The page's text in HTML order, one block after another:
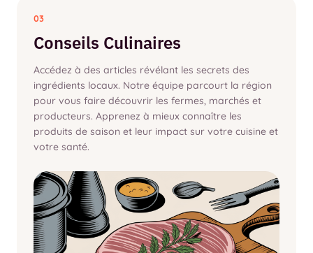
03
Conseils Culinaires
Accédez à des articles révélant les secrets des
ingrédients locaux. Notre équipe parcourt la région
pour vous faire découvrir les fermes, marchés et
producteurs. Apprenez à mieux connaître les
produits de saison et leur impact sur votre cuisine et
votre santé.